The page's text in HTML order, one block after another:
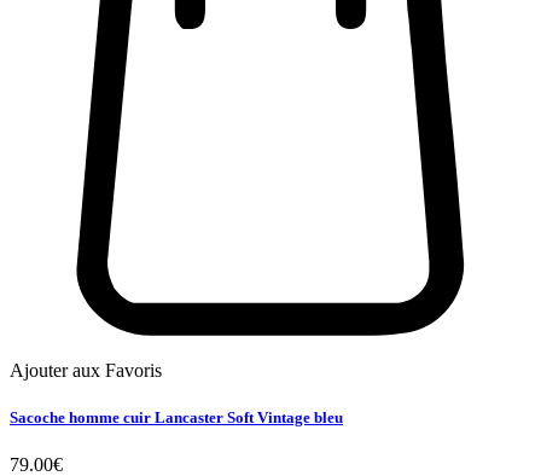
Ajouter aux Favoris
Sacoche homme cuir Lancaster Soft Vintage bleu
79.00€